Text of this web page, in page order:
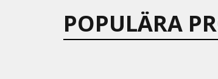
POPULÄRA